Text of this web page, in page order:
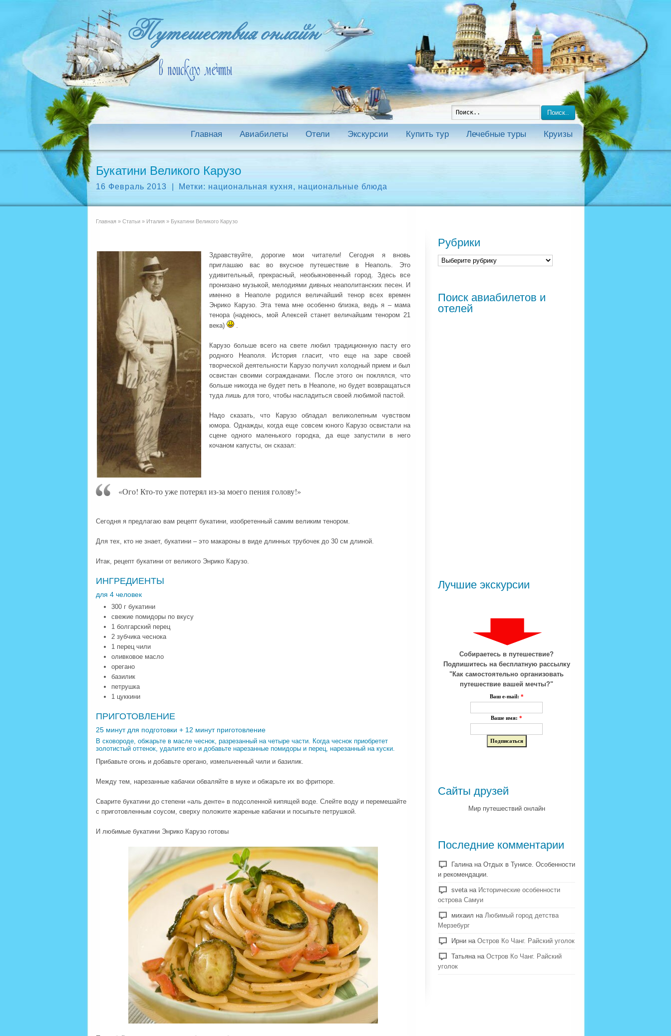
Поиск..
Главная Авиабилеты Отели Экскурсии Купить тур Лечебные туры Круизы
Букатини Великого Карузо
16 Февраль 2013 Метки: национальная кухня, национальные блюда
Главная » Статьи » Италия » Букатини Великого Карузо
Здравствуйте, дорогие мои читатели! Сегодня я вновь
приглашаю вас во вкусное путешествие в Неаполь. Это
удивительный, прекрасный, необыкновенный город. Здесь все
пронизано музыкой, мелодиями дивных неаполитанских песен. И
именно в Неаполе родился величайший тенор всех времен
Энрико Карузо. Эта тема мне особенно близка, ведь я – мама
тенора (надеюсь, мой Алексей станет величайшим тенором 21
века)
.
Карузо больше всего на свете любил традиционную пасту его
родного Неаполя. История гласит, что еще на заре своей
творческой деятельности Карузо получил холодный прием и был
освистан своими согражданами. После этого он поклялся, что
больше никогда не будет петь в Неаполе, но будет возвращаться
туда лишь для того, чтобы насладиться своей любимой пастой.
Надо сказать, что Карузо обладал великолепным чувством
юмора. Однажды, когда еще совсем юного Карузо освистали на
сцене одного маленького городка, да еще запустили в него
кочаном капусты, он сказал:
«Ого! Кто-то уже потерял из-за моего пения голову!»
Сегодня я предлагаю вам рецепт букатини, изобретенный самим великим тенором.
Для тех, кто не знает, букатини – это макароны в виде длинных трубочек до 30 см длиной.
Итак, рецепт букатини от великого Энрико Карузо.
ИНГРЕДИЕНТЫ
для 4 человек
300 г букатини
свежие помидоры по вкусу
1 болгарский перец
2 зубчика чеснока
1 перец чили
оливковое масло
орегано
базилик
петрушка
1 цуккини
ПРИГОТОВЛЕНИЕ
25 минут для подготовки + 12 минут приготовление
В сковороде, обжарьте в масле чеснок, разрезанный на четыре части. Когда чеснок приобретет
золотистый оттенок, удалите его и добавьте нарезанные помидоры и перец, нарезанный на куски.
Прибавьте огонь и добавьте орегано, измельченный чили и базилик.
Между тем, нарезанные кабачки обваляйте в муке и обжарьте их во фритюре.
Сварите букатини до степени «аль денте» в подсоленной кипящей воде. Слейте воду и перемешайте
с приготовленным соусом, сверху положите жареные кабачки и посыпьте петрушкой.
И любимые букатини Энрико Карузо готовы
Рубрики
Поиск авиабилетов и
отелей
Лучшие экскурсии
Собираетесь в путешествие?
Подпишитесь на бесплатную рассылку
"Как самостоятельно организовать
путешествие вашей мечты?"
Ваш e-mail: *
Ваше имя: *
Сайты друзей
Мир путешествий онлайн
Последние комментарии
Галина на Отдых в Тунисе. Особенности
и рекомендации.
sveta на Исторические особенности
острова Самуи
михаил на Любимый город детства
Мерзебург
Ирни на Остров Ко Чанг. Райский уголок
Татьяна на Остров Ко Чанг. Райский
уголок